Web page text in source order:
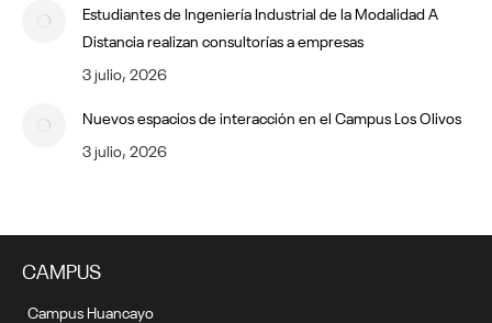
Estudiantes de Ingeniería Industrial de la Modalidad A
Distancia realizan consultorías a empresas
3 julio, 2026
Nuevos espacios de interacción en el Campus Los Olivos
3 julio, 2026
CAMPUS
Campus Huancayo